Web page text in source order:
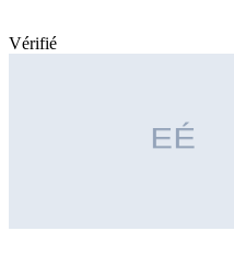
Vérifié